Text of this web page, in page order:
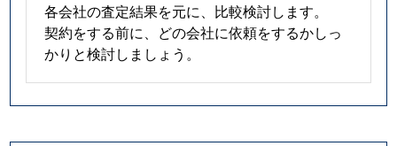
各会社の査定結果を元に、比較検討します。
契約をする前に、どの会社に依頼をするかしっ
かりと検討しましょう。